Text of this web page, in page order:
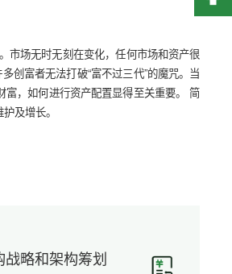
市场无时无刻在变化，任何市场和资产很
创富者无法打破“富不过三代”的魔咒。当
，如何进行资产配置显得至关重要。 简
及增长。
略和架构筹划